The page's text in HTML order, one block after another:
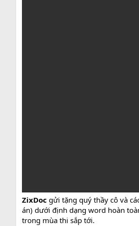
ZixDoc gửi tặng quý thầy cô và
án) dưới định dạng word hoàn
trong mùa thi sắp tới.